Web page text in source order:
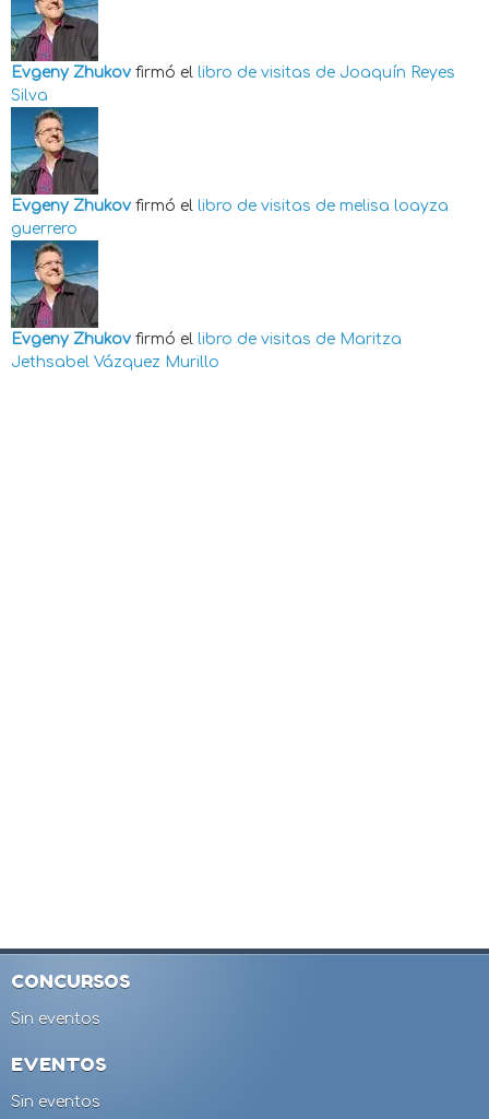
Evgeny Zhukov firmó el libro de visitas de Joaquín Reyes
Silva
Evgeny Zhukov firmó el libro de visitas de melisa loayza
guerrero
Evgeny Zhukov firmó el libro de visitas de Maritza
Jethsabel Vázquez Murillo
CONCURSOS
Sin eventos
EVENTOS
Sin eventos